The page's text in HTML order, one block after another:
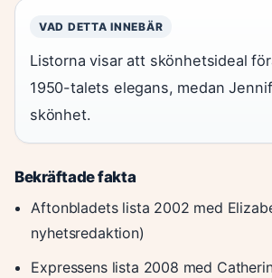
VAD DETTA INNEBÄR
Listorna visar att skönhetsideal
1950-talets elegans, medan
skönhet.
Bekräftade fakta
Aftonbladets lista 2002 med
nyhetsredaktion)
Expressens lista 2008 med